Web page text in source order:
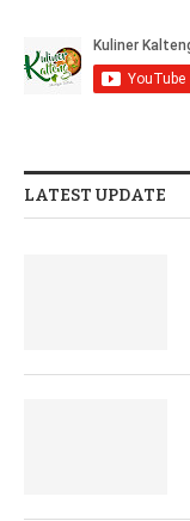
LATEST UPDATE